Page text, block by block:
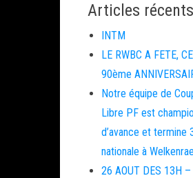
Articles récents
INTM
LE RWBC A FETE,
90ème
Notre équipe de
Libre PF est
d’avance et termine
nationale à
26 AOUT DES 13H –